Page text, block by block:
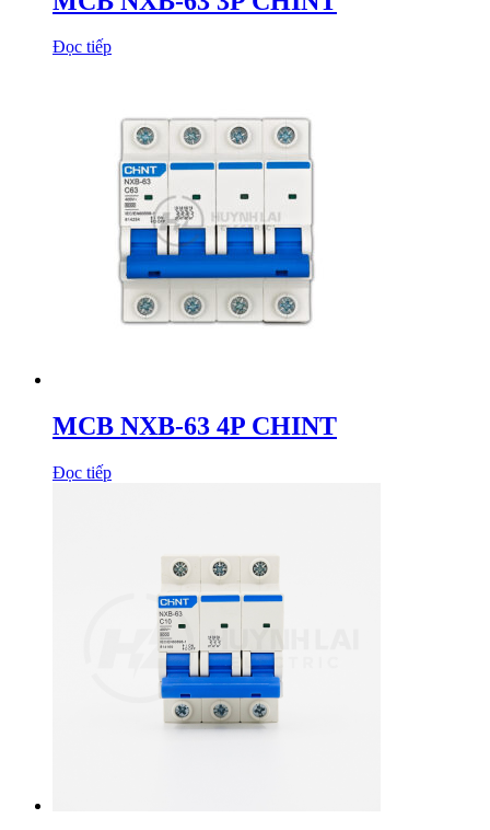
Đọc tiếp
MCB NXB-63 4P CHINT
Đọc tiếp